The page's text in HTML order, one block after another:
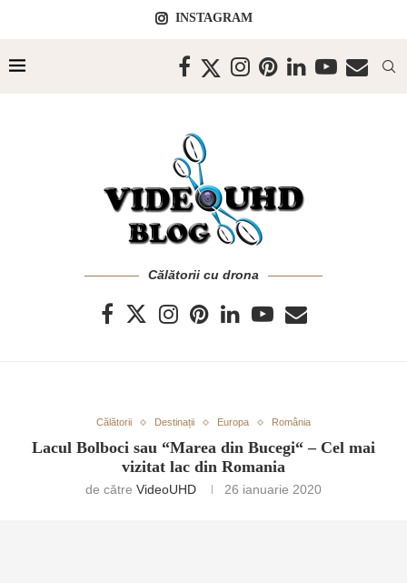
INSTAGRAM
Călătorii cu drona
Călătorii Destinații Europa România
Lacul Bolboci sau “Marea din Bucegi“ – Cel mai
vizitat lac din Romania
de către VideoUHD 26 ianuarie 2020